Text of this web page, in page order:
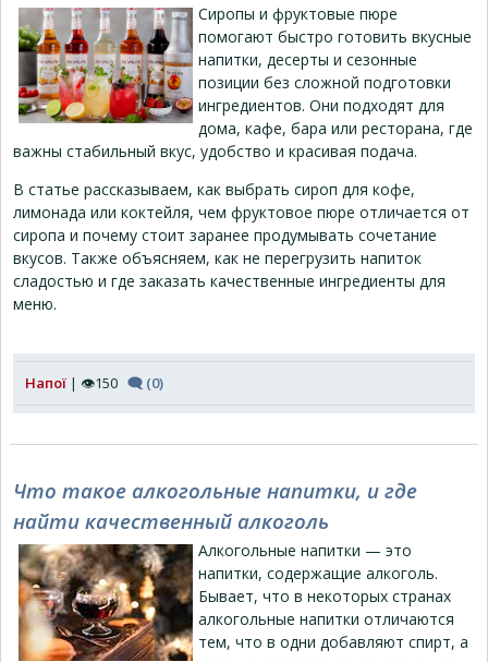
Сиропы и фруктовые пюре
помогают быстро готовить вкусные
напитки, десерты и сезонные
позиции без сложной подготовки
ингредиентов. Они подходят для
дома, кафе, бара или ресторана, где
важны стабильный вкус, удобство и красивая подача.
В статье рассказываем, как выбрать сироп для кофе,
лимонада или коктейля, чем фруктовое пюре отличается от
сиропа и почему стоит заранее продумывать сочетание
вкусов. Также объясняем, как не перегрузить напиток
сладостью и где заказать качественные ингредиенты для
меню.
Напої | 👁150 🗨 (0)
Что такое алкогольные напитки, и где
найти качественный алкоголь
Алкогольные напитки — это
напитки, содержащие алкоголь.
Бывает, что в некоторых странах
алкогольные напитки отличаются
тем, что в одни добавляют спирт, а